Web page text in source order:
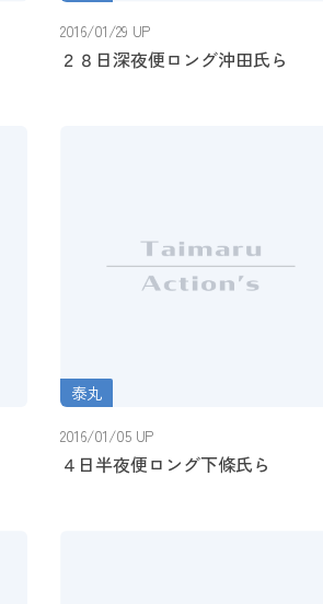
2016/01/29 UP
２８日深夜便ロング沖田氏ら
泰丸
2016/01/05 UP
４日半夜便ロング下條氏ら